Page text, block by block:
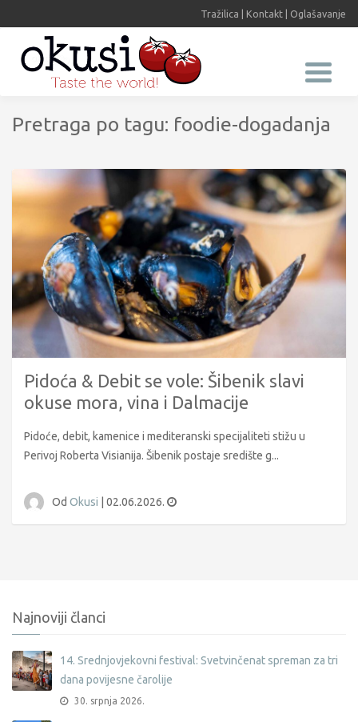
Tražilica Kontakt Oglašavanje
Pretraga po tagu: foodie-dogadanja
Pidoća & Debit se vole: Šibenik slavi
okuse mora, vina i Dalmacije
Pidoće, debit, kamenice i mediteranski specijaliteti stižu u
Perivoj Roberta Visianija. Šibenik postaje središte g...
Od Okusi | 02.06.2026.
Najnoviji članci
14. Srednjovjekovni festival: Svetvinčenat spreman za tri
dana povijesne čarolije
30. srpnja 2026.